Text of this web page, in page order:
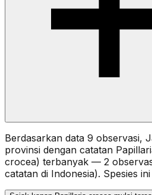
Berdasarkan data 9 observasi,
provinsi dengan catatan
crocea) terbanyak — 2
catatan di Indonesia). Spesies